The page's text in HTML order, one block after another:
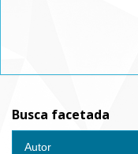
Busca facetada
Autor